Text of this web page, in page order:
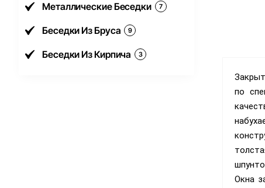
Металлические Беседки 7
Беседки Из Бруса 9
Беседки Из Кирпича 3
по
Окна